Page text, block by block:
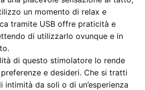
un momento di relax e
tramite USB offre praticità e
di utilizzarlo ovunque e in
di questo stimolatore lo rende
e desideri. Che si tratti
intimità da soli o di un’esperienza